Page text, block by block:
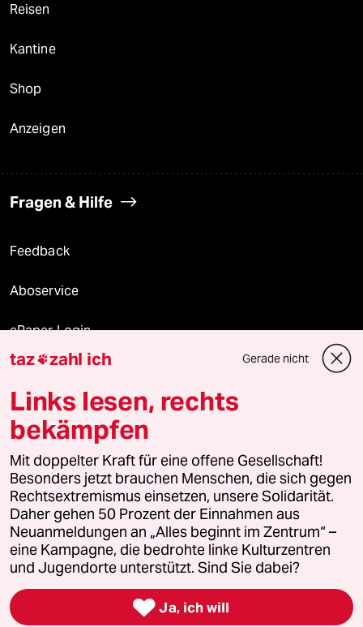
Reisen
Kantine
Shop
Anzeigen
Fragen & Hilfe
Feedback
Aboservice
ePaper Login
Downloads für Abonnierende
© 2026 taz Verlags und Vertriebs GmbH
Alle Rechte vorbehalten. Bei rechtlichen Fragen oder für Genehmigungen
wenden Sie sich bitte an
lizenzen@taz.de
Feedback Redaktionsstatut Kommune-Richtlinien
Leitlinie Informant Datenschutz Impressum AGB
Seitenwende Einwilligungen widerrufen (Ads)
taz zahl ich Gerade nicht
Links lesen, rechts
bekämpfen
Mit doppelter Kraft für eine offene Gesellschaft!
Besonders jetzt brauchen Menschen, die sich gegen
Rechtsextremismus einsetzen, unsere Solidarität.
Daher gehen 50 Prozent der Einnahmen aus
Neuanmeldungen an „Alles beginnt im Zentrum“ –
eine Kampagne, die bedrohte linke Kulturzentren
und Jugendorte unterstützt. Sind Sie dabei?
 Ja, ich will